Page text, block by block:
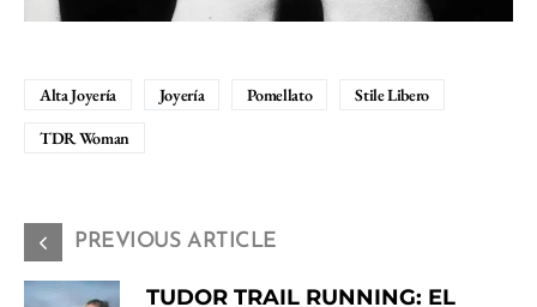
Alta Joyería Joyería Pomellato
Stile Libero
TDR Woman
PREVIOUS ARTICLE
TUDOR TRAIL RUNNING: EL